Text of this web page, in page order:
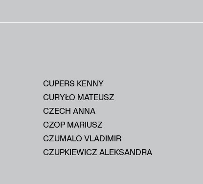
CUPERS KENNY
CURYŁO MATEUSZ
CZECH ANNA
CZOP MARIUSZ
CZUMALO VLADIMIR
CZUPKIEWICZ ALEKSANDRA